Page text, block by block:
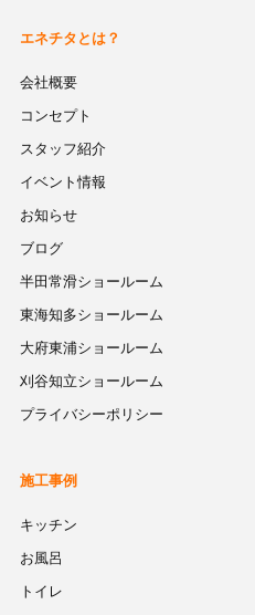
エネチタとは？
会社概要
コンセプト
スタッフ紹介
イベント情報
お知らせ
ブログ
半田常滑ショールーム
東海知多ショールーム
大府東浦ショールーム
刈谷知立ショールーム
プライバシーポリシー
施工事例
キッチン
お風呂
トイレ